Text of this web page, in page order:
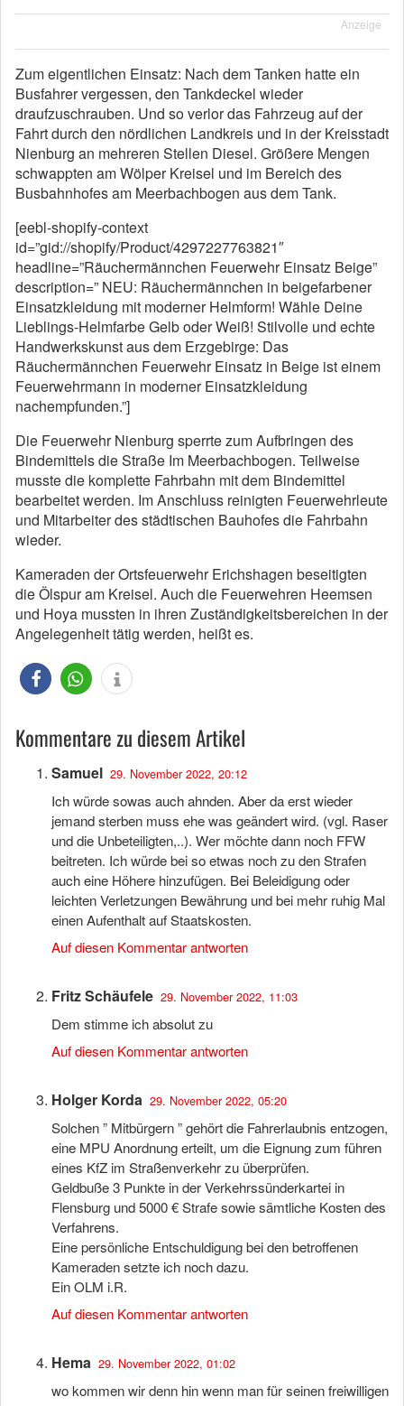
Anzeige
Zum eigentlichen Einsatz: Nach dem Tanken hatte ein
Busfahrer vergessen, den Tankdeckel wieder
draufzuschrauben. Und so verlor das Fahrzeug auf der
Fahrt durch den nördlichen Landkreis und in der Kreisstadt
Nienburg an mehreren Stellen Diesel. Größere Mengen
schwappten am Wölper Kreisel und im Bereich des
Busbahnhofes am Meerbachbogen aus dem Tank.
[eebl-shopify-context
id=”gid://shopify/Product/4297227763821″
headline=”Räuchermännchen Feuerwehr Einsatz Beige”
description=” NEU: Räuchermännchen in beigefarbener
Einsatzkleidung mit moderner Helmform! Wähle Deine
Lieblings-Helmfarbe Gelb oder Weiß! Stilvolle und echte
Handwerkskunst aus dem Erzgebirge: Das
Räuchermännchen Feuerwehr Einsatz in Beige ist einem
Feuerwehrmann in moderner Einsatzkleidung
nachempfunden.”]
Die Feuerwehr Nienburg sperrte zum Aufbringen des
Bindemittels die Straße Im Meerbachbogen. Teilweise
musste die komplette Fahrbahn mit dem Bindemittel
bearbeitet werden. Im Anschluss reinigten Feuerwehrleute
und Mitarbeiter des städtischen Bauhofes die Fahrbahn
wieder.
Kameraden der Ortsfeuerwehr Erichshagen beseitigten
die Ölspur am Kreisel. Auch die Feuerwehren Heemsen
und Hoya mussten in ihren Zuständigkeitsbereichen in der
Angelegenheit tätig werden, heißt es.
Kommentare zu diesem Artikel
Samuel 29. November 2022, 20:12
Ich würde sowas auch ahnden. Aber da erst wieder
jemand sterben muss ehe was geändert wird. (vgl. Raser
und die Unbeteiligten,..). Wer möchte dann noch FFW
beitreten. Ich würde bei so etwas noch zu den Strafen
auch eine Höhere hinzufügen. Bei Beleidigung oder
leichten Verletzungen Bewährung und bei mehr ruhig Mal
einen Aufenthalt auf Staatskosten.
Auf diesen Kommentar antworten
Fritz Schäufele 29. November 2022, 11:03
Dem stimme ich absolut zu
Auf diesen Kommentar antworten
Holger Korda 29. November 2022, 05:20
Solchen ” Mitbürgern ” gehört die Fahrerlaubnis entzogen,
eine MPU Anordnung erteilt, um die Eignung zum führen
eines KfZ im Straßenverkehr zu überprüfen.
Geldbuße 3 Punkte in der Verkehrssünderkartei in
Flensburg und 5000 € Strafe sowie sämtliche Kosten des
Verfahrens.
Eine persönliche Entschuldigung bei den betroffenen
Kameraden setzte ich noch dazu.
Ein OLM i.R.
Auf diesen Kommentar antworten
Hema 29. November 2022, 01:02
wo kommen wir denn hin wenn man für seinen freiwilligen